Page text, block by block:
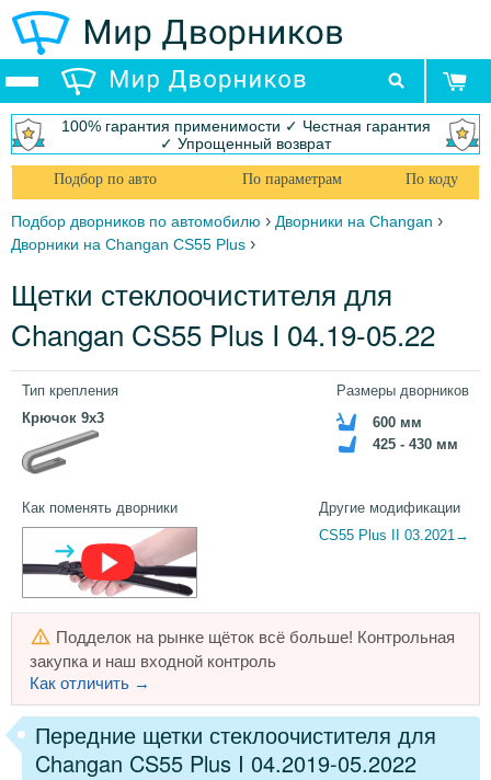
100% гарантия применимости ✓ Честная гарантия
✓ Упрощенный возврат
Подбор по авто По параметрам По коду
Подбор дворников по автомобилю › Дворники на Changan ›
Дворники на Changan CS55 Plus ›
Щетки стеклоочистителя для
Changan CS55 Plus I 04.19-05.22
Тип крепления
Крючок 9x3
Размеры дворников
600 мм
425 - 430 мм
Как поменять дворники
Другие модификации
CS55 Plus II 03.2021→
Подделок на рынке щёток всё больше! Контрольная
закупка и наш входной контроль
Как отличить →
Передние щетки стеклоочистителя для
Changan CS55 Plus I 04.2019-05.2022